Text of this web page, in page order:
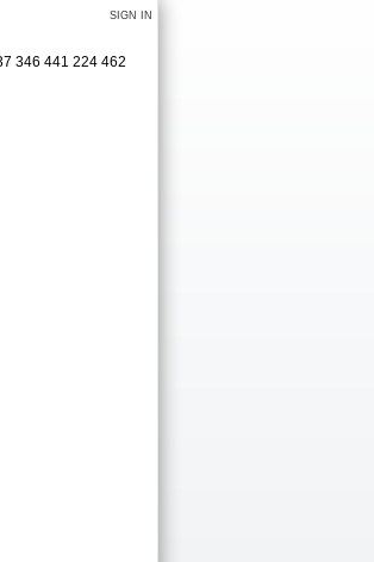
SIGN IN
346 441 224 462